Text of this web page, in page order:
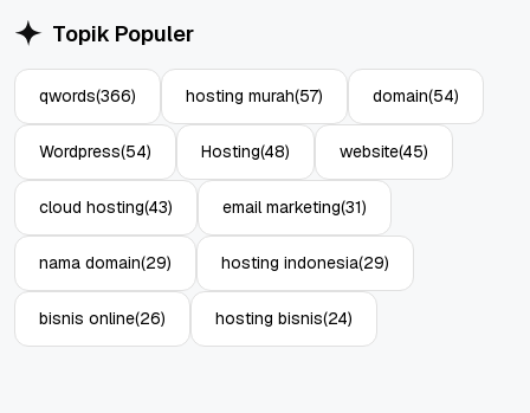
Topik Populer
qwords(366) hosting murah(57) domain(54)
Wordpress(54) Hosting(48) website(45)
cloud hosting(43) email marketing(31)
nama domain(29) hosting indonesia(29)
bisnis online(26) hosting bisnis(24)